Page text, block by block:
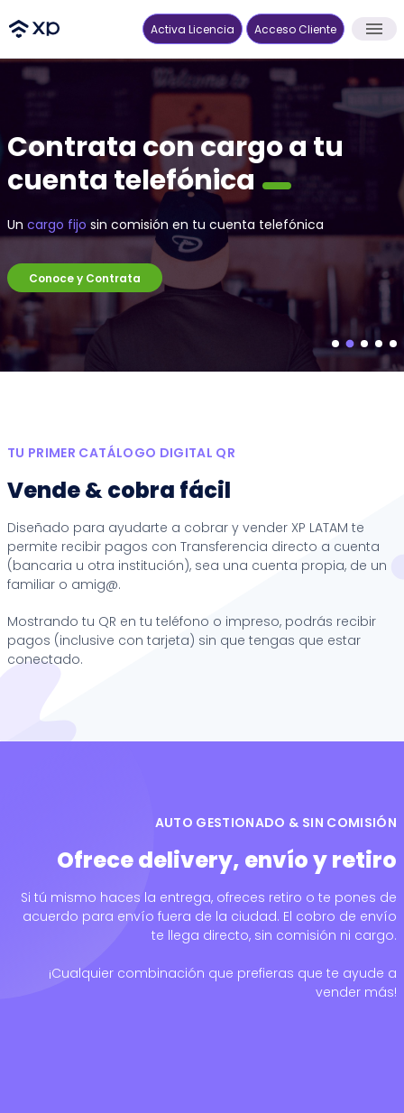
Activa Licencia Acceso Cliente
Contrata con cargo a tu
cuenta telefónica
Un cargo fijo sin comisión en tu cuenta telefónica
Conoce y Contrata
TU PRIMER CATÁLOGO DIGITAL QR
Vende & cobra fácil
Diseñado para ayudarte a cobrar y vender XP LATAM te
permite recibir pagos con Transferencia directo a cuenta
(bancaria u otra institución), sea una cuenta propia, de un
familiar o amig@.
Mostrando tu QR en tu teléfono o impreso, podrás recibir
pagos (inclusive con tarjeta) sin que tengas que estar
conectado.
AUTO GESTIONADO & SIN COMISIÓN
Ofrece delivery, envío y retiro
Si tú mismo haces la entrega, ofreces retiro o te pones de
acuerdo para envío fuera de la ciudad. El cobro de envío
te llega directo, sin comisión ni cargo.
¡Cualquier combinación que prefieras que te ayude a
vender más!
Funcionalidades
Preguntas Frecuentes
Sesión soporte & capacitación